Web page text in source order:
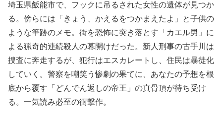
埼玉県飯能市で、フックに吊るされた女性の遺体が見つか
る。傍らには「きょう、かえるをつかまえたよ」と子供の
ような筆跡のメモ。街を恐怖に突き落とす「カエル男」に
よる猟奇的連続殺人の幕開けだった。新人刑事の古手川は
捜査に奔走するが、犯行はエスカレートし、住民は暴徒化
していく。警察を嘲笑う惨劇の果てに、あなたの予想を根
底から覆す「どんでん返しの帝王」の真骨頂が待ち受け
る。一気読み必至の衝撃作。